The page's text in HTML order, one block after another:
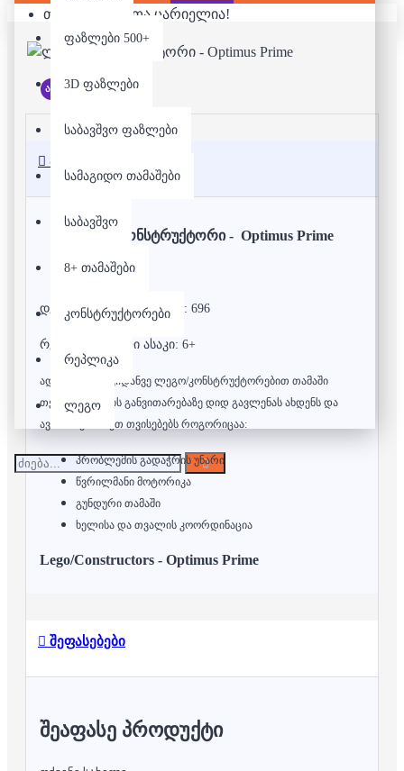
ფაზლები 500+
3D ფაზლები
საბავშვო ფაზლები
სამაგიდო თამაშები
საბავშვო
8+ თამაშები
კონსტრუქტორები
რეპლიკა
ლეგო
თქვენი კალათა ცარიელია!
არ არის მარაგში
აღწერა
ლეგო/კონსტრუქტორი - Optimus Prime
დეტალების რაოდენობა: 696
რეკომენდებული ასაკი: 6+
ადრეული ასაკიდანვე ლეგო/კონსტრუქტორებით თამაში
თქვენი პატარის განვითარებაზე დიდ გავლენას ახდენს და
ავითარებს ისეთ თვისებებს როგორიცაა:
პრობლემის გადაჭრის უნარი
წვრილმანი მოტორიკა
გუნდური თამაში
ხელისა და თვალის კოორდინაცია
Lego/Constructors - Optimus Prime
შეფასებები
ᲨᲔᲐᲤᲐᲡᲔ ᲞᲠᲝᲓᲣᲥᲢᲘ